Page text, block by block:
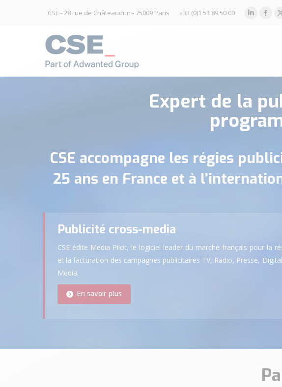
CSE - 28 rue de Châteaudun - 75009 Paris +33 (0)1 53 89 50 00
LinkedIn
Expert de la
CSE accompagne les régies
25 ans en France et à
Publicité cross-media
CSE édite Media Pilot, le logiciel leader du marché français pour la
et la facturation des campagnes publicitaires TV, Radio, Presse,
Media.
En savoir plus